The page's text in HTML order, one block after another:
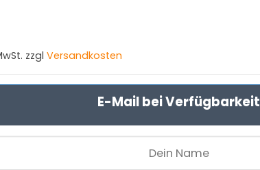
zzgl Versandkosten
E-Mail bei Verfügbarkeit